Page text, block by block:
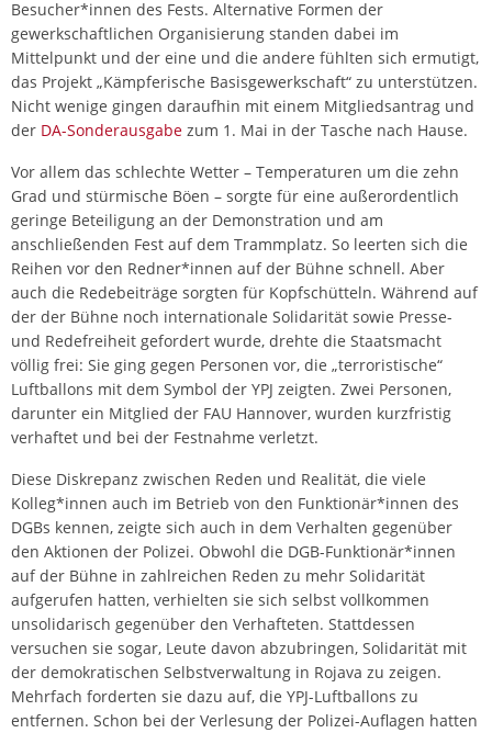
Besucher*innen des Fests. Alternative Formen der
gewerkschaftlichen Organisierung standen dabei im
Mittelpunkt und der eine und die andere fühlten sich ermutigt,
das Projekt „Kämpferische Basisgewerkschaft“ zu unterstützen.
Nicht wenige gingen daraufhin mit einem Mitgliedsantrag und
der DA-Sonderausgabe zum 1. Mai in der Tasche nach Hause.
Vor allem das schlechte Wetter – Temperaturen um die zehn
Grad und stürmische Böen – sorgte für eine außerordentlich
geringe Beteiligung an der Demonstration und am
anschließenden Fest auf dem Trammplatz. So leerten sich die
Reihen vor den Redner*innen auf der Bühne schnell. Aber
auch die Redebeiträge sorgten für Kopfschütteln. Während auf
der der Bühne noch internationale Solidarität sowie Presse-
und Redefreiheit gefordert wurde, drehte die Staatsmacht
völlig frei: Sie ging gegen Personen vor, die „terroristische“
Luftballons mit dem Symbol der YPJ zeigten. Zwei Personen,
darunter ein Mitglied der FAU Hannover, wurden kurzfristig
verhaftet und bei der Festnahme verletzt.
Diese Diskrepanz zwischen Reden und Realität, die viele
Kolleg*innen auch im Betrieb von den Funktionär*innen des
DGBs kennen, zeigte sich auch in dem Verhalten gegenüber
den Aktionen der Polizei. Obwohl die DGB-Funktionär*innen
auf der Bühne in zahlreichen Reden zu mehr Solidarität
aufgerufen hatten, verhielten sie sich selbst vollkommen
unsolidarisch gegenüber den Verhafteten. Stattdessen
versuchen sie sogar, Leute davon abzubringen, Solidarität mit
der demokratischen Selbstverwaltung in Rojava zu zeigen.
Mehrfach forderten sie dazu auf, die YPJ-Luftballons zu
entfernen. Schon bei der Verlesung der Polizei-Auflagen hatten